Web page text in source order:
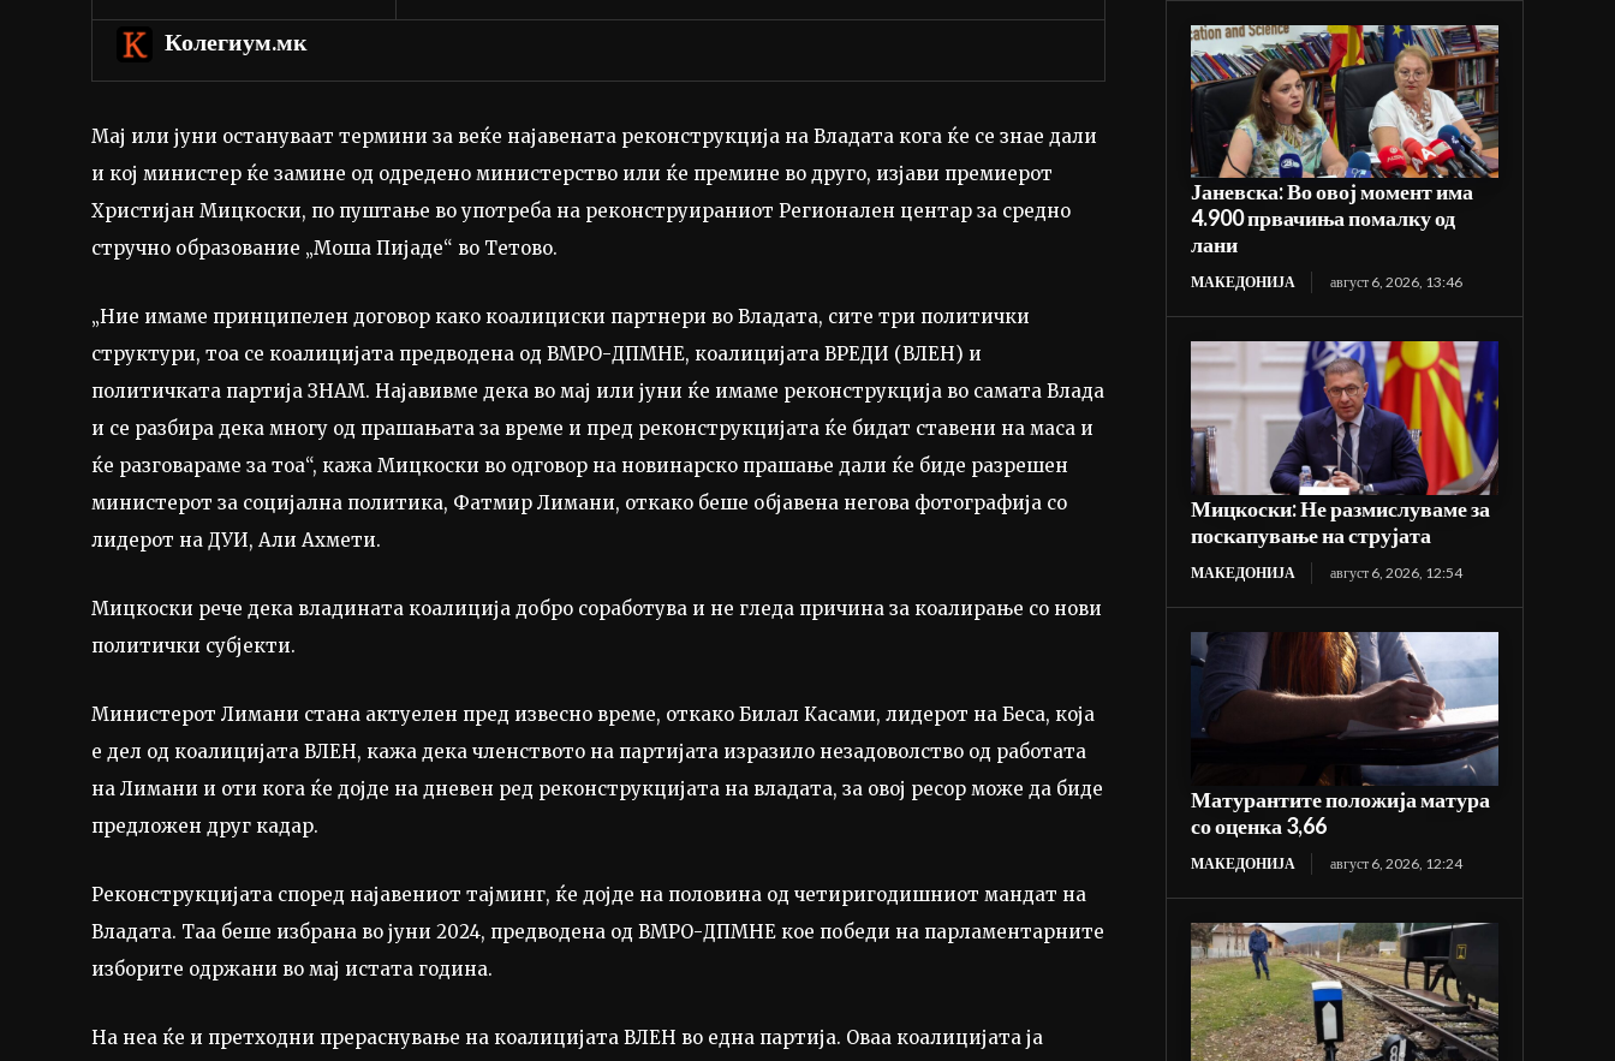
Колегиум.мк
Мај или јуни остануваат термини за веќе најавената реконструкција на Владата кога ќе се знае дали
и кој министер ќе замине од одредено министерство или ќе премине во друго, изјави премиерот
Христијан Мицкоски, по пуштање во употреба на реконструираниот Регионален центар за средно
стручно образование „Моша Пијаде“ во Тетово.
„Ние имаме принципелен договор како коалициски партнери во Владата, сите три политички
структури, тоа се коалицијата предводена од ВМРО-ДПМНЕ, коалицијата ВРЕДИ (ВЛЕН) и
политичката партија ЗНАМ. Најавивме дека во мај или јуни ќе имаме реконструкција во самата Влада
и се разбира дека многу од прашањата за време и пред реконструкцијата ќе бидат ставени на маса и
ќе разговараме за тоа“, кажа Мицкоски во одговор на новинарско прашање дали ќе биде разрешен
министерот за социјална политика, Фатмир Лимани, откако беше објавена негова фотографија со
лидерот на ДУИ, Али Ахмети.
Мицкоски рече дека владината коалиција добро соработува и не гледа причина за коалирање со нови
политички субјекти.
Министерот Лимани стана актуелен пред извесно време, откако Билал Касами, лидерот на Беса, која
е дел од коалицијата ВЛЕН, кажа дека членството на партијата изразило незадоволство од работата
на Лимани и оти кога ќе дојде на дневен ред реконструкцијата на владата, за овој ресор може да биде
предложен друг кадар.
Реконструкцијата според најавениот тајминг, ќе дојде на половина од четиригодишниот мандат на
Владата. Таа беше избрана во јуни 2024, предводена од ВМРО-ДПМНЕ кое победи на парламентарните
изборите одржани во мај истата година.
На неа ќе и претходни прераснување на коалицијата ВЛЕН во една партија. Оваа коалицијата ја
Јаневска: Во овој момент има
4.900 првачиња помалку од
лани
МАКЕДОНИЈА август 6, 2026, 13:46
Мицкоски: Не размислуваме за
поскапување на струјата
МАКЕДОНИЈА август 6, 2026, 12:54
Матурантите положија матура
со оценка 3,66
МАКЕДОНИЈА август 6, 2026, 12:24